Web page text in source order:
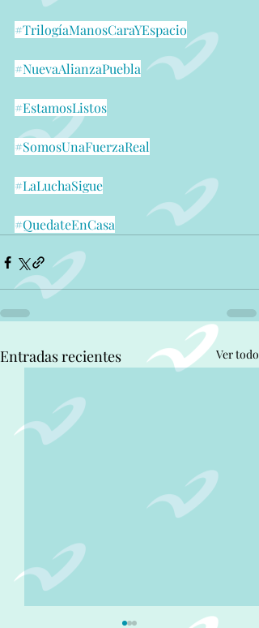
#TrilogíaManosCaraYEspacio
#NuevaAlianzaPuebla
#EstamosListos
#SomosUnaFuerzaReal
#LaLuchaSigue
#QuedateEnCasa
Entradas recientes Ver todo